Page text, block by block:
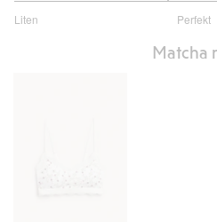
Liten Perfekt
utav
Matcha